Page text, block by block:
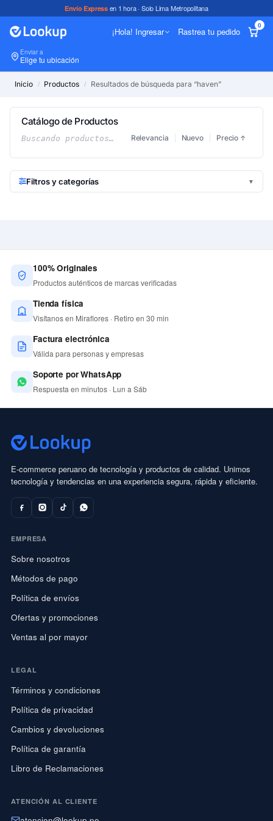
Envío Expressen 1 hora · Solo Lima Metropolitana
¡Hola! Ingresar Rastrea tu pedido
0
Enviar a
Elige tu ubicación
Inicio / Productos / Resultados de búsqueda para “haven”
Catálogo de Productos
Buscando productos… Relevancia Nuevo Precio ↑
Filtros y categorías ▼
100% Originales
Productos auténticos de marcas verificadas
Tienda física
Visítanos en Miraflores · Retiro en 30 min
Factura electrónica
Válida para personas y empresas
Soporte por WhatsApp
Respuesta en minutos · Lun a Sáb
E-commerce peruano de tecnología y productos de calidad. Unimos
tecnología y tendencias en una experiencia segura, rápida y eficiente.
EMPRESA
Sobre nosotros
Métodos de pago
Política de envíos
Ofertas y promociones
Ventas al por mayor
LEGAL
Términos y condiciones
Política de privacidad
Cambios y devoluciones
Política de garantía
Libro de Reclamaciones
ATENCIÓN AL CLIENTE